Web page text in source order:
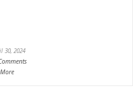
30, 2024
More